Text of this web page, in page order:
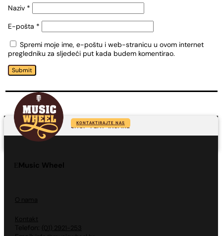
Naziv *
E-pošta *
Spremi moje ime, e-poštu i web-stranicu u ovom internet
pregledniku za sljedeći put kada budem komentirao.
Submit
SHOP-PLAY-INSPIRE
KONTAKTIRAJTE NAS
Music Wheel
O nama
Kontakt
Telefon: (01) 2921-253